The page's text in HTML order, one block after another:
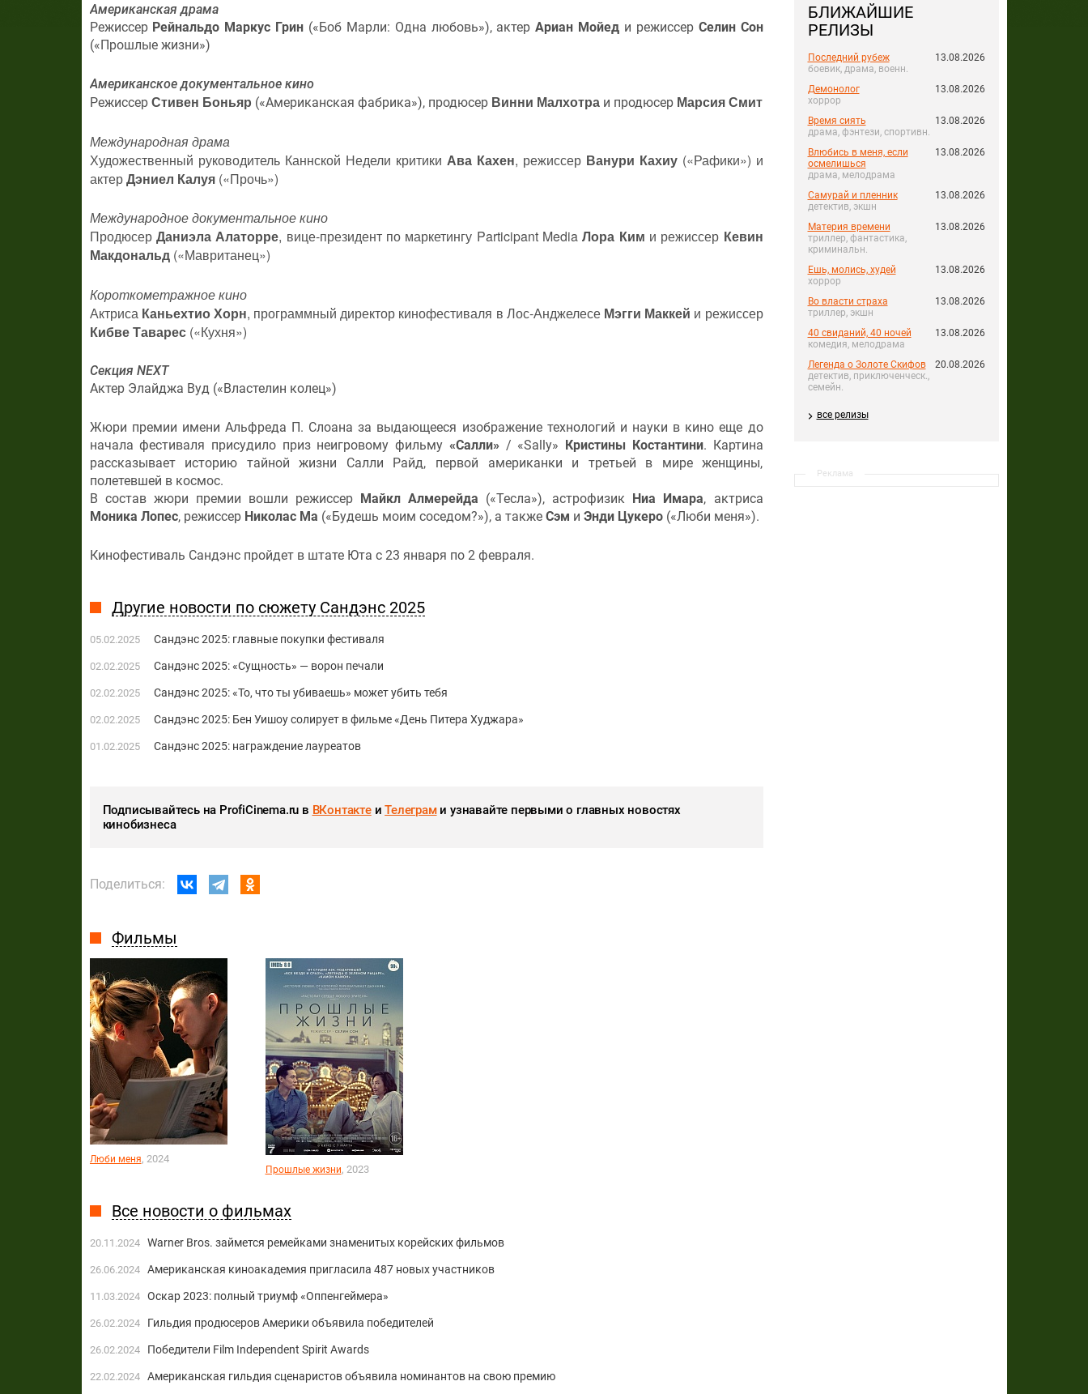
БЛИЖАЙШИЕ
РЕЛИЗЫ
Последний рубеж
боевик, драма, военн.
13.08.2026
Демонолог
хоррор
13.08.2026
Время сиять
драма, фэнтези, спортивн.
13.08.2026
Влюбись в меня, если
осмелишься
драма, мелодрама
13.08.2026
Самурай и пленник
детектив, экшн
13.08.2026
Материя времени
триллер, фантастика,
криминальн.
13.08.2026
Ешь, молись, худей
хоррор
13.08.2026
Во власти страха
триллер, экшн
13.08.2026
40 свиданий, 40 ночей
комедия, мелодрама
13.08.2026
Легенда о Золоте Скифов
детектив, приключенческ.,
семейн.
20.08.2026
все релизы
Реклама
Американская драма
Режиссер Рейнальдо Маркус Грин («Боб Марли: Одна любовь»), актерАриан Мойед и режиссер Селин Сон
(«Прошлые жизни»)
Американское документальное кино
Режиссер Стивен Боньяр («Американская фабрика»), продюсер Винни Малхотраи продюсер Марсия Смит
Международная драма
Художественный руководитель Каннской Недели критики Ава Кахен, режиссер Ванури Кахиу(«Рафики») и
актерДэниел Калуя(«Прочь»)
Международное документальное кино
Продюсер Даниэла Алаторре, вице-президент по маркетингу Participant MediaЛора Ким и режиссер Кевин
Макдональд («Мавританец»)
Короткометражное кино
Актриса Каньехтио Хорн, программный директор кинофестиваля в Лос-Анджелесе Мэгги Маккей и режиссер
Кибве Таварес(«Кухня»)
Секция NEXT
Актер Элайджа Вуд («Властелин колец»)
Жюри премии имени Альфреда П. Слоана за выдающееся изображение технологий и науки в кино еще до
начала фестиваля присудило приз неигровому фильму «Салли» / «Sally» Кристины Костантини. Картина
рассказывает историю тайной жизни Салли Райд, первой американки и третьей в мире женщины,
полетевшей в космос.
В состав жюри премии вошли режиссер Майкл Алмерейда («Тесла»), астрофизик Ниа Имара, актриса
Моника Лопес, режиссер Николас Ма («Будешь моим соседом?»), а также Сэм и Энди Цукеро(«Люби меня»).
Кинофестиваль Сандэнс пройдет в штате Юта с 23 января по 2 февраля.
Другие новости по сюжету Сандэнс 2025
05.02.2025 Сандэнс 2025: главные покупки фестиваля
02.02.2025 Сандэнс 2025: «Сущность» — ворон печали
02.02.2025 Сандэнс 2025: «То, что ты убиваешь» может убить тебя
02.02.2025 Сандэнс 2025: Бен Уишоу солирует в фильме «День Питера Худжара»
01.02.2025 Сандэнс 2025: награждение лауреатов
Подписывайтесь на ProfiCinema.ru в ВКонтактеиТелеграми узнавайте первыми о главных новостях
кинобизнеса
Поделиться:
Фильмы
Люби меня, 2024
Прошлые жизни, 2023
Все новости о фильмах
20.11.2024 Warner Bros. займется ремейками знаменитых корейских фильмов
26.06.2024 Американская киноакадемия пригласила 487 новых участников
11.03.2024 Оскар 2023: полный триумф «Оппенгеймера»
26.02.2024 Гильдия продюсеров Америки объявила победителей
26.02.2024 Победители Film Independent Spirit Awards
22.02.2024 Американская гильдия сценаристов объявила номинантов на свою премию